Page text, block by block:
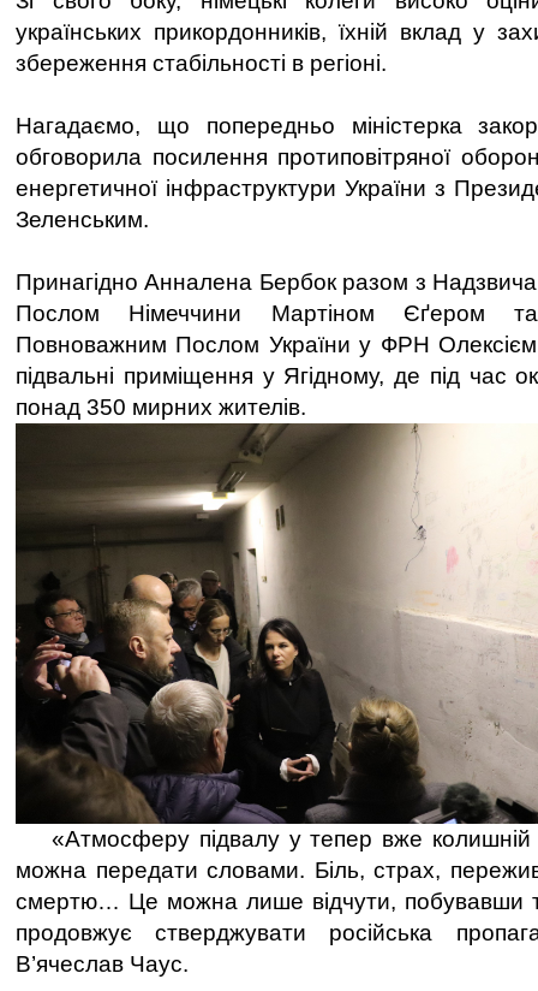
українських прикордонників, їхній вклад у
збереження стабільності в регіоні.
Нагадаємо, що попередньо міністерка
обговорила посилення протиповітряної
енергетичної інфраструктури України з
Зеленським.
Принагідно Анналена Бербок разом з
Послом Німеччини Мартіном Єґером
Повноважним Послом України у ФРН
підвальні приміщення у Ягідному, де під час
понад 350 мирних жителів.
«Атмосферу підвалу у тепер вже колишній
можна передати словами. Біль, страх,
смертю… Це можна лише відчути, побувавши
продовжує стверджувати російська
В’ячеслав Чаус.